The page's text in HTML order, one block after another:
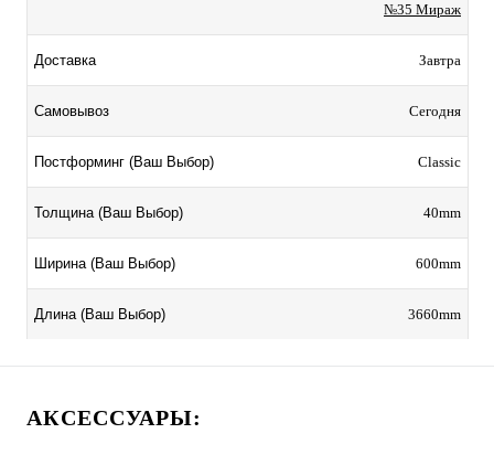
№35 Мираж
Доставка Завтра
Самовывоз Сегодня
Постформинг (Ваш Выбор) Classic
Толщина (Ваш Выбор) 40mm
Ширина (Ваш Выбор) 600mm
Длина (Ваш Выбор) 3660mm
АКСЕССУАРЫ: